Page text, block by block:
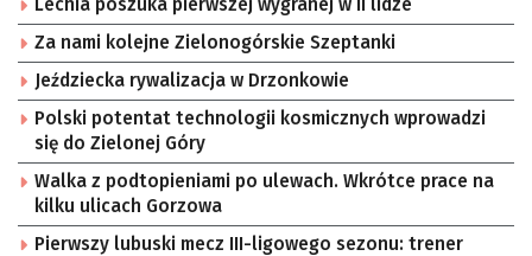
Za nami kolejne Zielonogórskie Szeptanki
Jeździecka rywalizacja w Drzonkowie
Polski potentat technologii kosmicznych wprowadzi
się do Zielonej Góry
Walka z podtopieniami po ulewach. Wkrótce prace na
kilku ulicach Gorzowa
Pierwszy lubuski mecz III-ligowego sezonu: trener